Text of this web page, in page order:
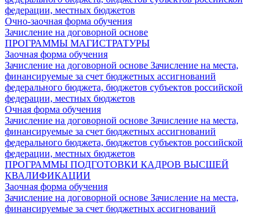
федерации, местных бюджетов
Очно-заочная форма обучения
Зачисление на договорной основе
ПРОГРАММЫ МАГИСТРАТУРЫ
Заочная форма обучения
Зачисление на договорной основе Зачисление на места,
финансируемые за счет бюджетных ассигнований
федерального бюджета, бюджетов субъектов российской
федерации, местных бюджетов
Очная форма обучения
Зачисление на договорной основе Зачисление на места,
финансируемые за счет бюджетных ассигнований
федерального бюджета, бюджетов субъектов российской
федерации, местных бюджетов
ПРОГРАММЫ ПОДГОТОВКИ КАДРОВ ВЫСШЕЙ
КВАЛИФИКАЦИИ
Заочная форма обучения
Зачисление на договорной основе Зачисление на места,
финансируемые за счет бюджетных ассигнований